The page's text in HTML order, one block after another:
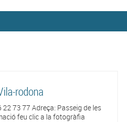
rodona
73 77 Adreça: Passeig de les
feu clic a la fotogràfia